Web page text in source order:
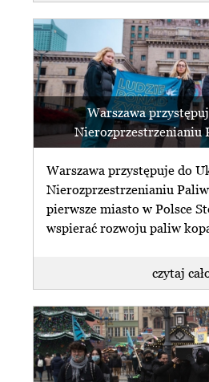
Warszawa
Nierozprzestrzenianiu
Warszawa przystępuje do
Nierozprzestrzenianiu
pierwsze miasto w Polsce
wspierać rozwoju paliw
czytaj